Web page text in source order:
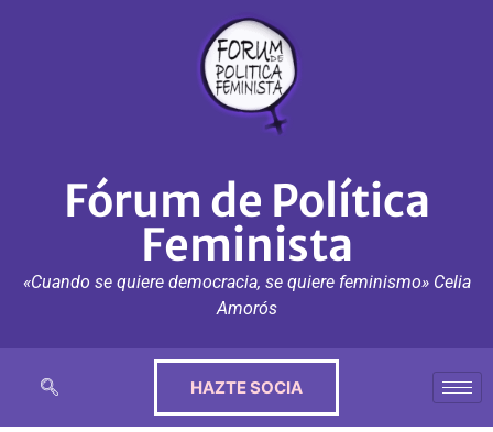
Fórum de Política
Feminista
«Cuando se quiere democracia, se quiere feminismo» Celia
Amorós
HAZTE SOCIA